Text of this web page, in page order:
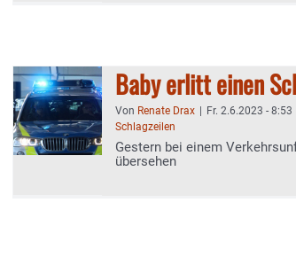
Baby erlitt einen
Von Renate Drax Fr. 2.6.2023 - 8:53
Schlagzeilen
Gestern bei einem
übersehen